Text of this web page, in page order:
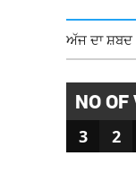
ਅੱਜ ਦਾ ਸ਼ਬਦ
NO OF
3 2